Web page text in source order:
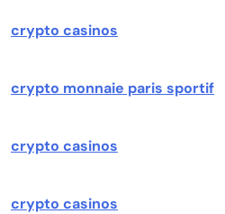
crypto casinos
crypto monnaie paris sportif
crypto casinos
crypto casinos